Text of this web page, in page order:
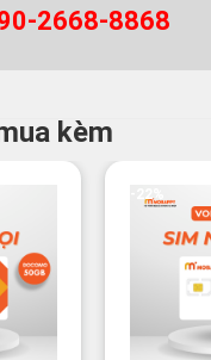
2668-8868
kèm
-22%